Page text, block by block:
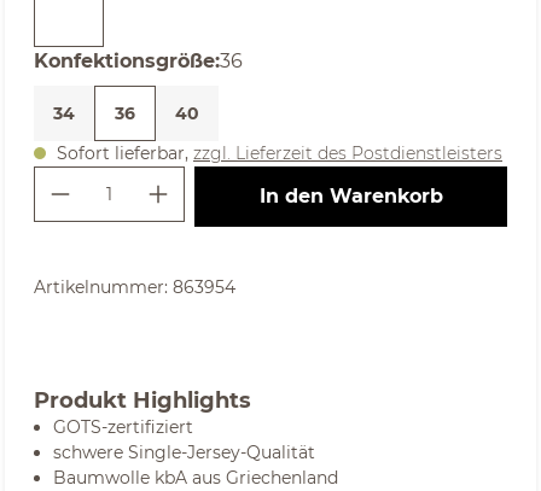
Konfektionsgrößeauswählen
:36
34 36
40
Sofort lieferbar, zzgl. Lieferzeit des Postdienstleisters
Produkt Anzahl: Gib den
In den Warenkorb
Artikelnummer: 863954
Produkt Highlights
GOTS-zertifiziert
schwere Single-Jersey-Qualität
Baumwolle kbA aus Griechenland